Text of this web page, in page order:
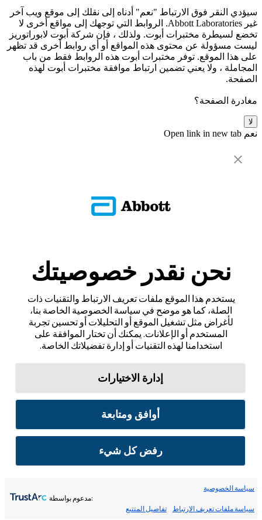
سيؤدي النقر فوق الارتباط "نعم" أدناه إلى نقلك إلى موقع ويب آخر
غير Abbott Laboratories. الروابط التي توجهك إلى مواقع أخرى لا
تخضع لسيطرة مختبرات أبوت. ولذلك ، فإن شركة أبوت لابوراتوريز
ليست مسؤولة عن محتوى هذه المواقع أو أي روابط أخرى قد تظهر
على هذا الموقع. توفر مختبرات أبوت هذه الروابط فقط من باب
المجاملة ، ولا يعني تضمين ارتباط موافقة مختبرات أبوت لهذه
الصفحة.
مغادرة الصفحة؟
لا
نعم Open link in new tab
نحن نقدر خصوصيتك
يستخدم هذا الموقع ملفات تعريف الارتباط والتقنيات ذات
الصلة، كما هو موضح في سياسة الخصوصية الخاصة بنا،
لأغراض مثل تشغيل الموقع أو التحليلات أو تحسين تجربة
المستخدم أو الإعلانات. يمكنك أن تختار الموافقة على
استخدامنا لهذه التقنيات أو إدارة تفضيلاتك الخاصة.
إدارة الاختيارات
أوافق ومتابعة
رفض كل شيء
سياسة الخصوصية
سياسة ملفات تعريف الارتباط تفاصيل المتتبع
:مدعوم بواسطة